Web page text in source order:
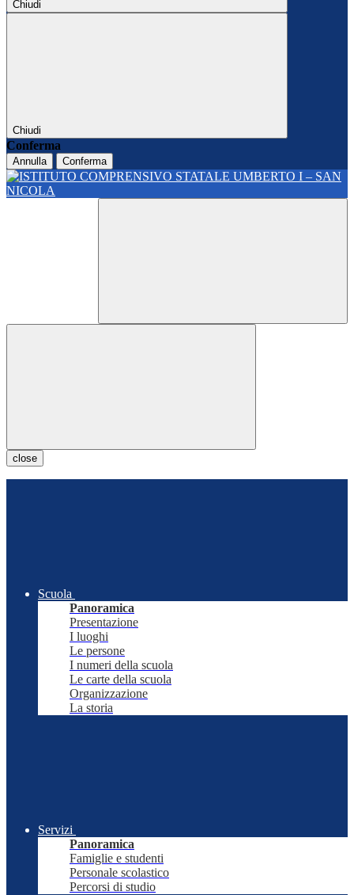
Chiudi
Chiudi
Conferma
Annulla Conferma
close
Scuola
Panoramica
Presentazione
I luoghi
Le persone
I numeri della scuola
Le carte della scuola
Organizzazione
La storia
Servizi
Panoramica
Famiglie e studenti
Personale scolastico
Percorsi di studio